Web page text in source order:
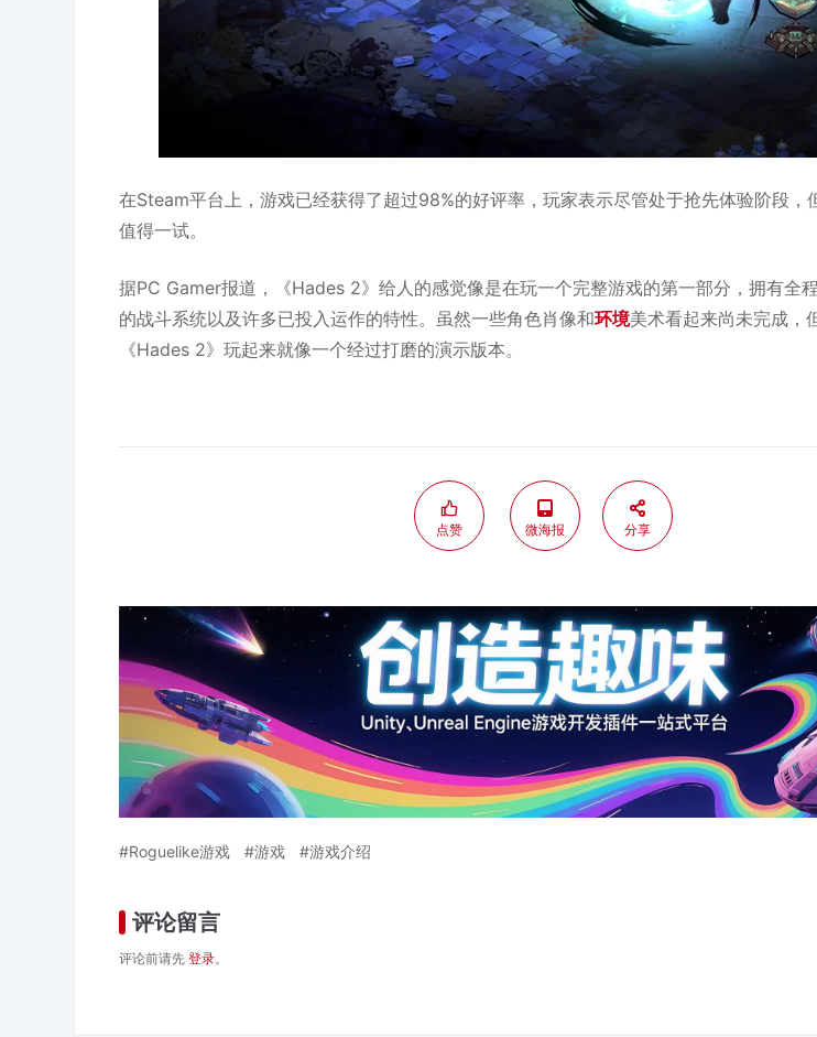
在Steam平台上，游戏已经获得了超过98%的好评率，玩家表示尽管处于抢先体验阶段，
值得一试。
据PC Gamer报道，《Hades 2》给人的感觉像是在玩一个完整游戏的第一部分，拥有全
的战斗系统以及许多已投入运作的特性。虽然一些角色肖像和环境美术看起来尚未完成，
《Hades 2》玩起来就像一个经过打磨的演示版本。
点赞 微海报 分享
Roguelike游戏 游戏 游戏介绍
评论留言
评论前请先登录。